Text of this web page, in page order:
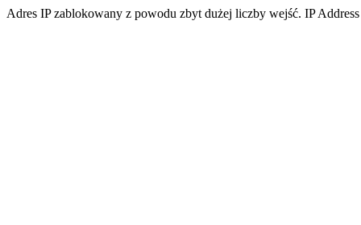
Adres IP zablokowany z powodu zbyt dużej liczby wejść. IP